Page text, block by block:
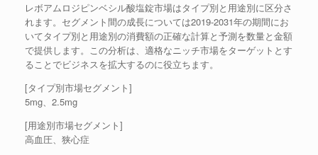
レボアムロジピンベシル酸塩錠市場はタイプ別と用途別に区分さ
れます。セグメント間の成長については2019-2031年の期間にお
いてタイプ別と用途別の消費額の正確な計算と予測を数量と金額
で提供します。この分析は、適格なニッチ市場をターゲットとす
ることでビジネスを拡大するのに役立ちます。
[タイプ別市場セグメント]
5mg、2.5mg
[用途別市場セグメント]
高血圧、狭心症